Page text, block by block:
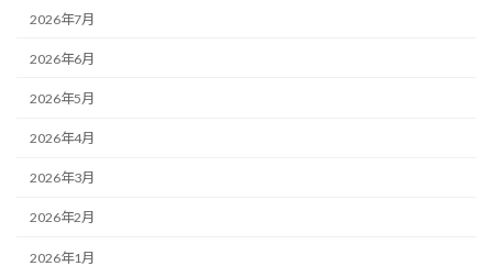
2026年7月
2026年6月
2026年5月
2026年4月
2026年3月
2026年2月
2026年1月